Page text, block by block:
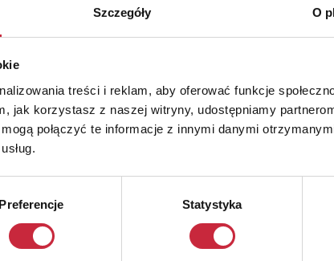
Szczegóły O
treści i reklam, aby oferować funkcje
jak korzystasz z naszej witryny, udostępniamy
połączyć te informacje z innymi danymi
Preferencje Statystyka